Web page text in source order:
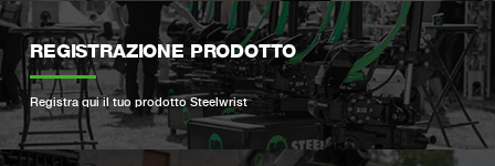
REGISTRAZIONE PRODOTTO
Registra qui il tuo prodotto Steelwrist